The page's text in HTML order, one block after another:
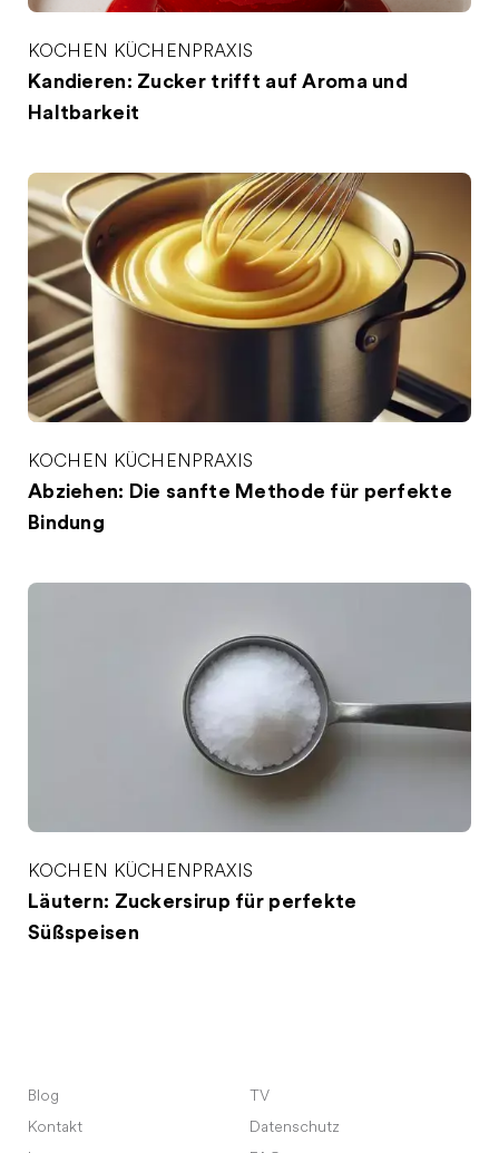
KOCHEN KÜCHENPRAXIS
Kandieren: Zucker trifft auf Aroma und
Haltbarkeit
KOCHEN KÜCHENPRAXIS
Abziehen: Die sanfte Methode für perfekte
Bindung
KOCHEN KÜCHENPRAXIS
Läutern: Zuckersirup für perfekte
Süßspeisen
Blog
TV
Kontakt
Datenschutz